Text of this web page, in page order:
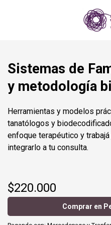
Sistemas de
y metodología
Herramientas y modelos
tanatólogos y
enfoque terapéutico y
integrarlo a tu consulta.
$220.000
Comprar en